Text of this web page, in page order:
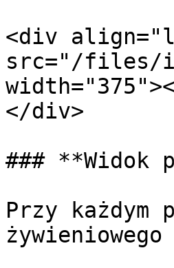
<div
src="/files/
</div>
### **Widok
Przy każdym